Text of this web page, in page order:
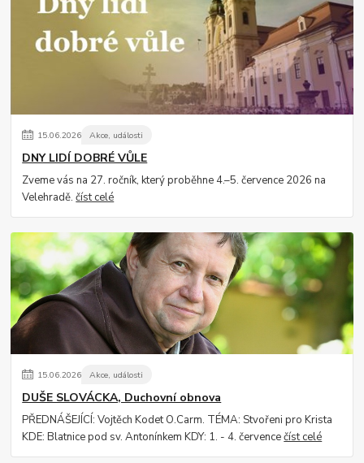
15.06.2026 Akce, události
DNY LIDÍ DOBRÉ VŮLE
Zveme vás na 27. ročník, který proběhne 4.–5. července 2026 na
Velehradě.číst celé
15.06.2026 Akce, události
DUŠE SLOVÁCKA, Duchovní obnova
PŘEDNÁŠEJÍCÍ: Vojtěch Kodet O.Carm. TÉMA: Stvořeni pro Krista
KDE: Blatnice pod sv. Antonínkem KDY: 1. - 4. červencečíst celé